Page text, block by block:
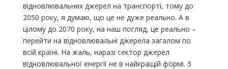
відновлювальних джерел на транспорті, тому до
2050 року, я думаю, що це не дуже реально. А в
цілому до 2070 року, на наш погляд, це реально –
перейти на відновлювальні джерела загалом по
всій країні. На жаль, наразі сектор джерел
відновлювальної енергії не в найкращій формі. З